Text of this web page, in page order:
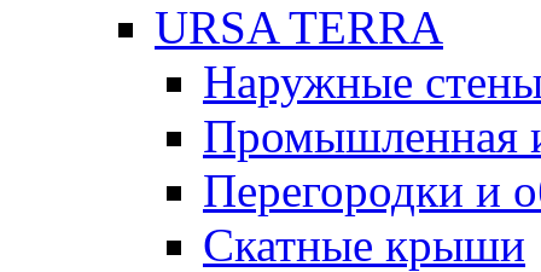
URSA TERRA
Наружные
Промышленная
Перегородки и
Скатные крыши